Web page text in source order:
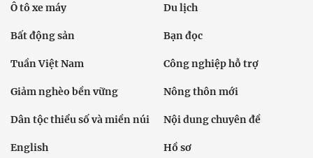
Ô tô xe máy Du lịch
Bất động sản Bạn đọc
Tuần Việt Nam Công nghiệp hỗ trợ
Giảm nghèo bền vững Nông thôn mới
Dân tộc thiểu số và miền núi Nội dung chuyên đề
English Hồ sơ